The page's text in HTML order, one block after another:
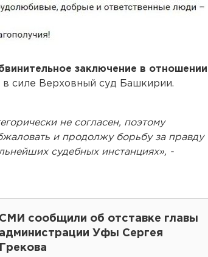
заключение в отношении
в силе Верховный суд Башкирии.
не согласен, поэтому
и продолжу борьбу за правду
судебных инстанциях», -
СМИ сообщили об отставке главы
администрации Уфы Сергея
Грекова